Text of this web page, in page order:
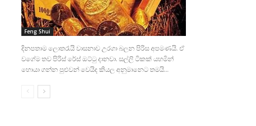
Feng Shui
දිනපතාම ලොතරැයි වාසනාව උරගා බලන පිරිස අපමණයි. ඒ
වගේම තව පිරිස්‌ රේස්‌ ඔට්‌ටු දානවා. සල්ලි ටිකක්‌ යහමින්
හොයා ගන්න පුළුවන් වෙයිද කියල අනුමානෙට තමයි...